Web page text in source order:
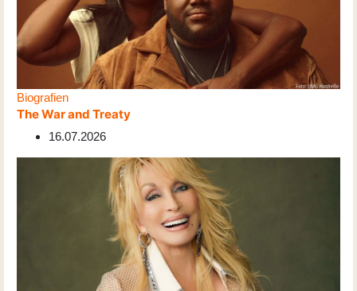
Biografien
The War and Treaty
16.07.2026